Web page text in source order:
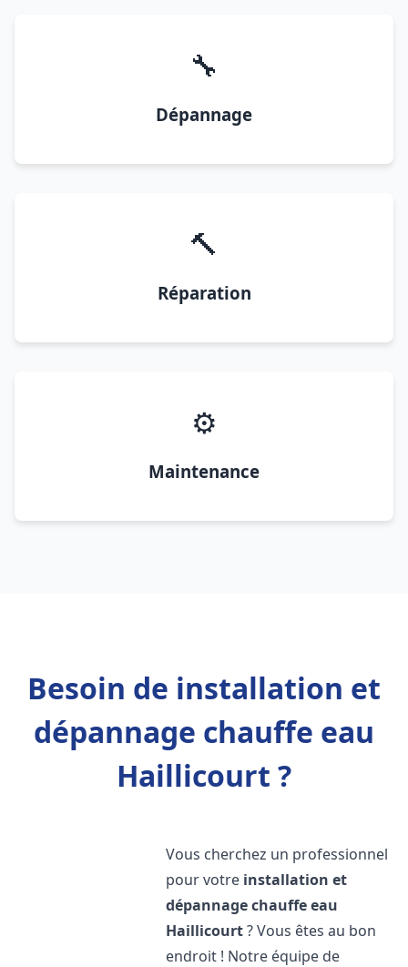
🔧
Dépannage
🔨
Réparation
⚙️
Maintenance
Besoin de installation et
dépannage chauffe eau
Haillicourt ?
Vous cherchez un professionnel
pour votre installation et
dépannage chauffe eau
Haillicourt? Vous êtes au bon
endroit ! Notre équipe de